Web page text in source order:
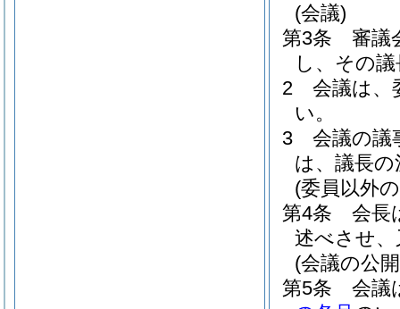
(会議)
第3条
審議
し、その
2
会議は、
い。
3
会議の議
は、議長
(委員以外
第4条
会長
述べさせ
(会議の公
第5条
会議